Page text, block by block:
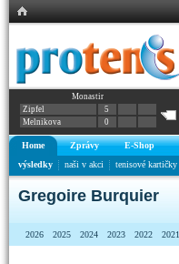
Monastir
Zipfel
5
Melnikova
0
Home Zprávy E-Shop
výsledky
naši v akci tenisové kartičky
Gregoire Burquier
2026 2025 2024 2023 2022 2021